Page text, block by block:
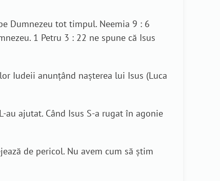
Dumnezeu tot timpul. Neemia 9 : 6
1 Petru 3 : 22 ne spune că Isus
Iudeii anunțând nașterea lui Isus (Luca
ajutat. Când Isus S-a rugat în agonie
de pericol. Nu avem cum să știm